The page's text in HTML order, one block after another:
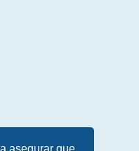
asegurar que